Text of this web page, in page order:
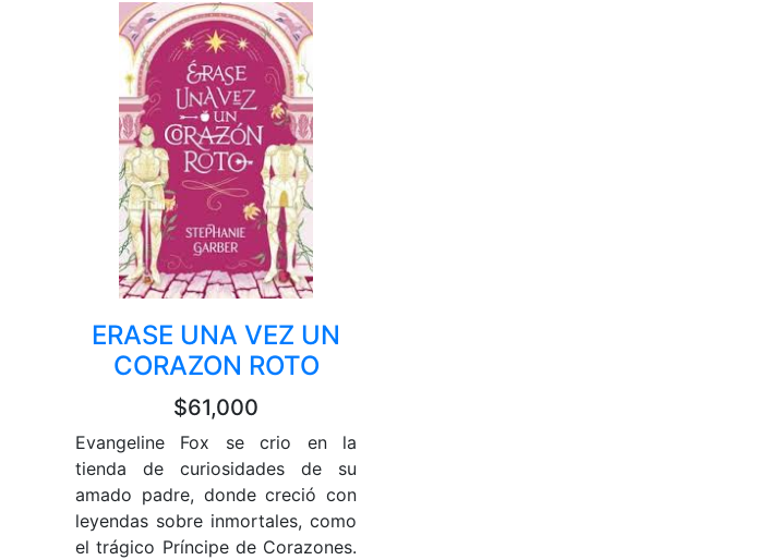
ERASE UNA VEZ UN
CORAZON ROTO
$61,000
Evangeline Fox se crio en la
tienda de curiosidades de su
amado padre, donde creció con
leyendas sobre inmortales, como
el trágico Príncipe de Corazones.